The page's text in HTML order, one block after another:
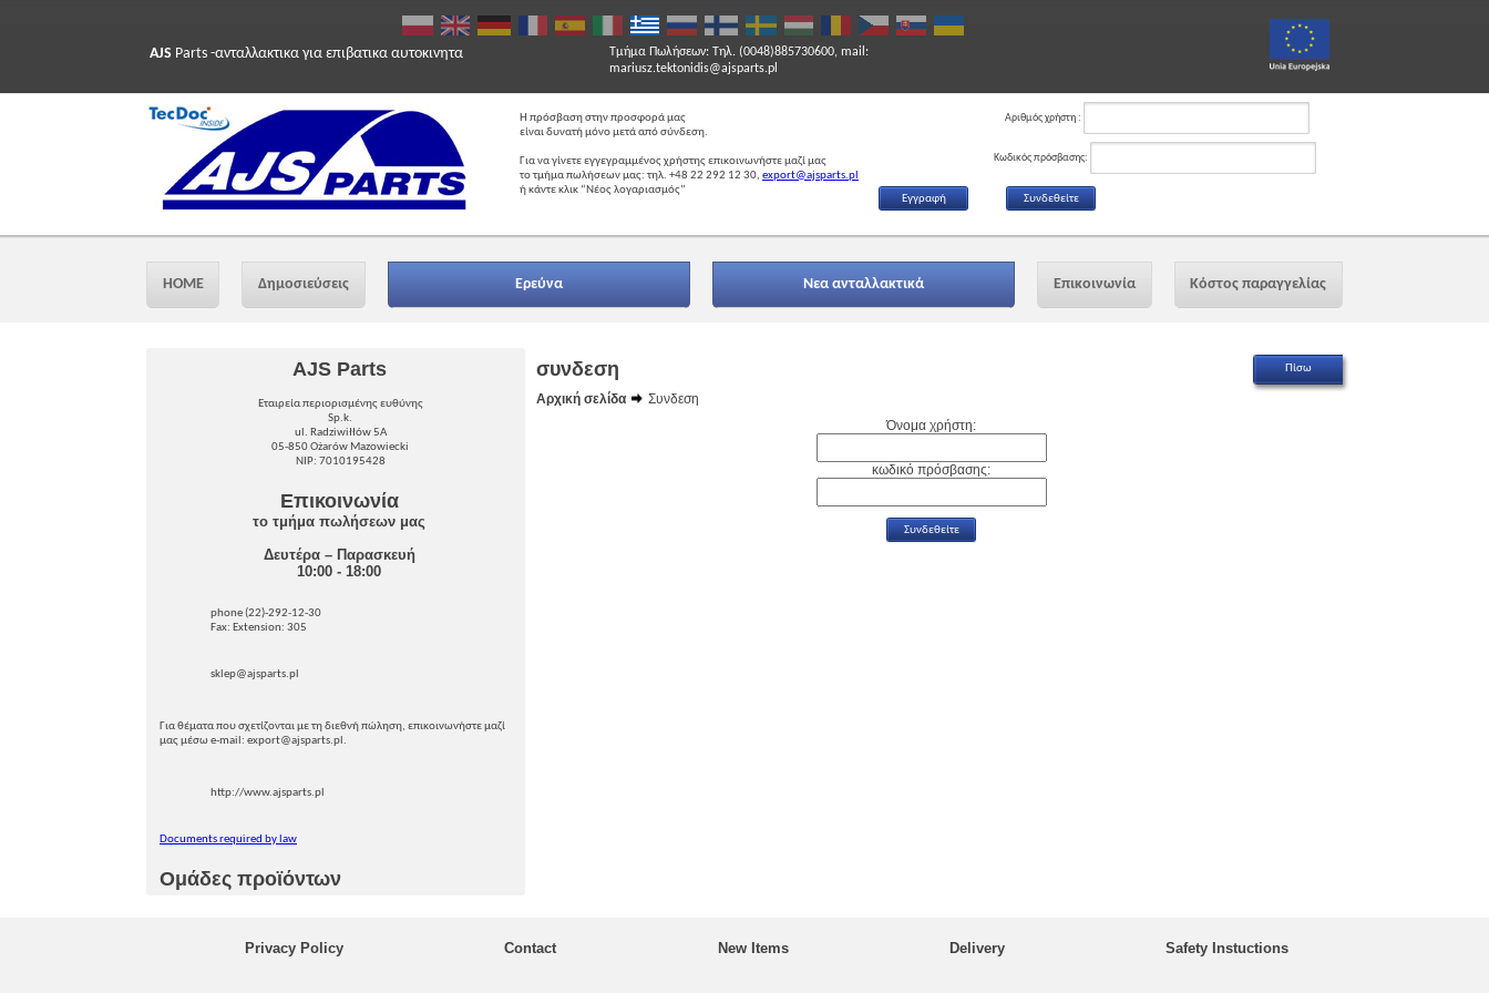
AJS Parts -ανταλλακτικα για επιβατικα αυτοκινητα
Τμήμα Πωλήσεων: Τηλ. (0048)885730600, mail:
mariusz.tektonidis@ajsparts.pl
Η πρόσβαση στην προσφορά μας
είναι δυνατή μόνο μετά από σύνδεση.
Για να γίνετε εγγεγραμμένος χρήστης επικοινωνήστε μαζί μας
το τμήμα πωλήσεων μας: τηλ. +48 22 292 12 30, export@ajsparts.pl
ή κάντε κλικ “Νέος λογαριασμός”
Αριθμός χρήστη :
Κωδικός πρόσβασης:
Εγγραφή
HOME Δημοσιεύσεις Eρεύνα Νεα ανταλλακτικά Επικοινωνία Κόστος παραγγελίας
AJS Parts
Εταιρεία περιορισμένης ευθύνης
Sp.k.
ul. Radziwiłłów 5A
05-850 Ożarów Mazowiecki
NIP: 7010195428
Επικοινωνία
το τμήμα πωλήσεων μας
Δευτέρα – Παρασκευή
10:00 - 18:00
phone (22)-292-12-30
Fax: Extension: 305
sklep@ajsparts.pl
Για θέματα που σχετίζονται με τη διεθνή πώληση, επικοινωνήστε μαζί
μας μέσω e-mail: export@ajsparts.pl.
http://www.ajsparts.pl
Documents required by law
Ομάδες προϊόντων
συνδεση
Αρχική σελίδα
Συνδεση
Όνομα χρήστη:
κωδικό πρόσβασης:
Privacy Policy Contact New Items Delivery Safety Instuctions